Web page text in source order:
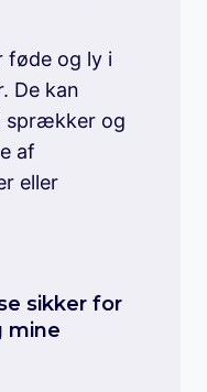
føde og ly i
De kan
sprækker og
af
eller
sikker for
mine